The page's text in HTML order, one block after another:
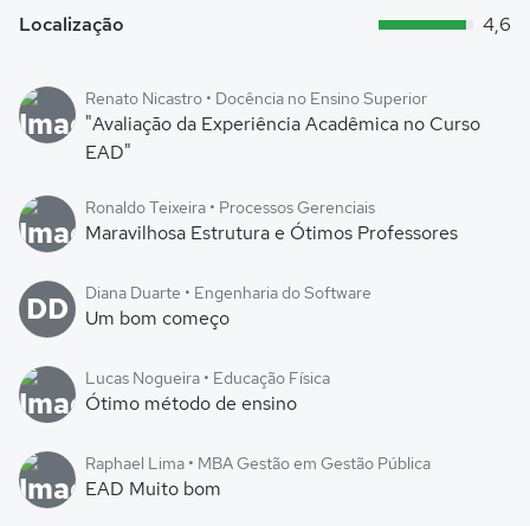
Localização
4,6
Renato Nicastro • Docência no Ensino Superior
"Avaliação da Experiência Acadêmica no Curso
EAD"
Ronaldo Teixeira • Processos Gerenciais
Maravilhosa Estrutura e Ótimos Professores
DD Diana Duarte • Engenharia do Software
Um bom começo
Lucas Nogueira • Educação Física
Ótimo método de ensino
Raphael Lima • MBA Gestão em Gestão Pública
EAD Muito bom